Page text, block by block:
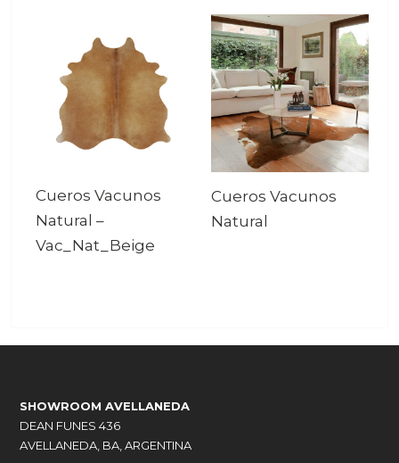
Cueros Vacunos
Natural –
Vac_Nat_Beige
Cueros Vacunos
Natural
SHOWROOM AVELLANEDA
DEAN FUNES 436
AVELLANEDA, BA, ARGENTINA